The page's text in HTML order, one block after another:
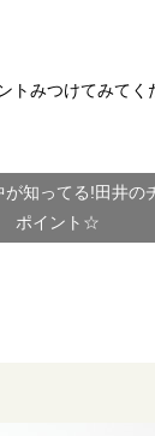
トみつけてみてく
が知ってる!田井の
ポイント☆